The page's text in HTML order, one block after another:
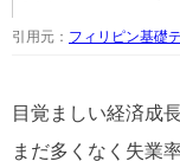
引用元： フィリピン基礎
目覚ましい経済成
まだ多くなく失業